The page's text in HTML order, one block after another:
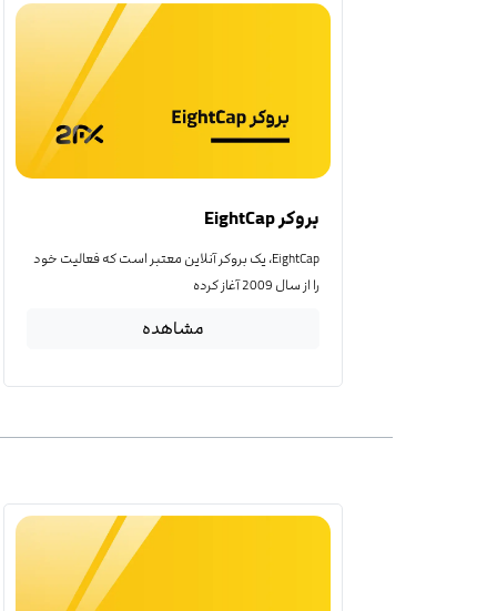
بروکر EightCap
EightCap، یک بروکر آنلاین معتبر است که فعالیت خود
را از سال 2009 آغاز کرده
مشاهده